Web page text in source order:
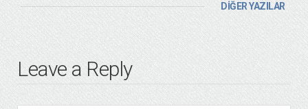
DİĞER YAZILAR
Leave a Reply